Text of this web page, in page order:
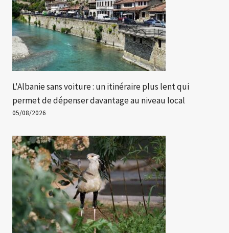
L'Albanie sans voiture : un itinéraire plus lent qui
permet de dépenser davantage au niveau local
05/08/2026